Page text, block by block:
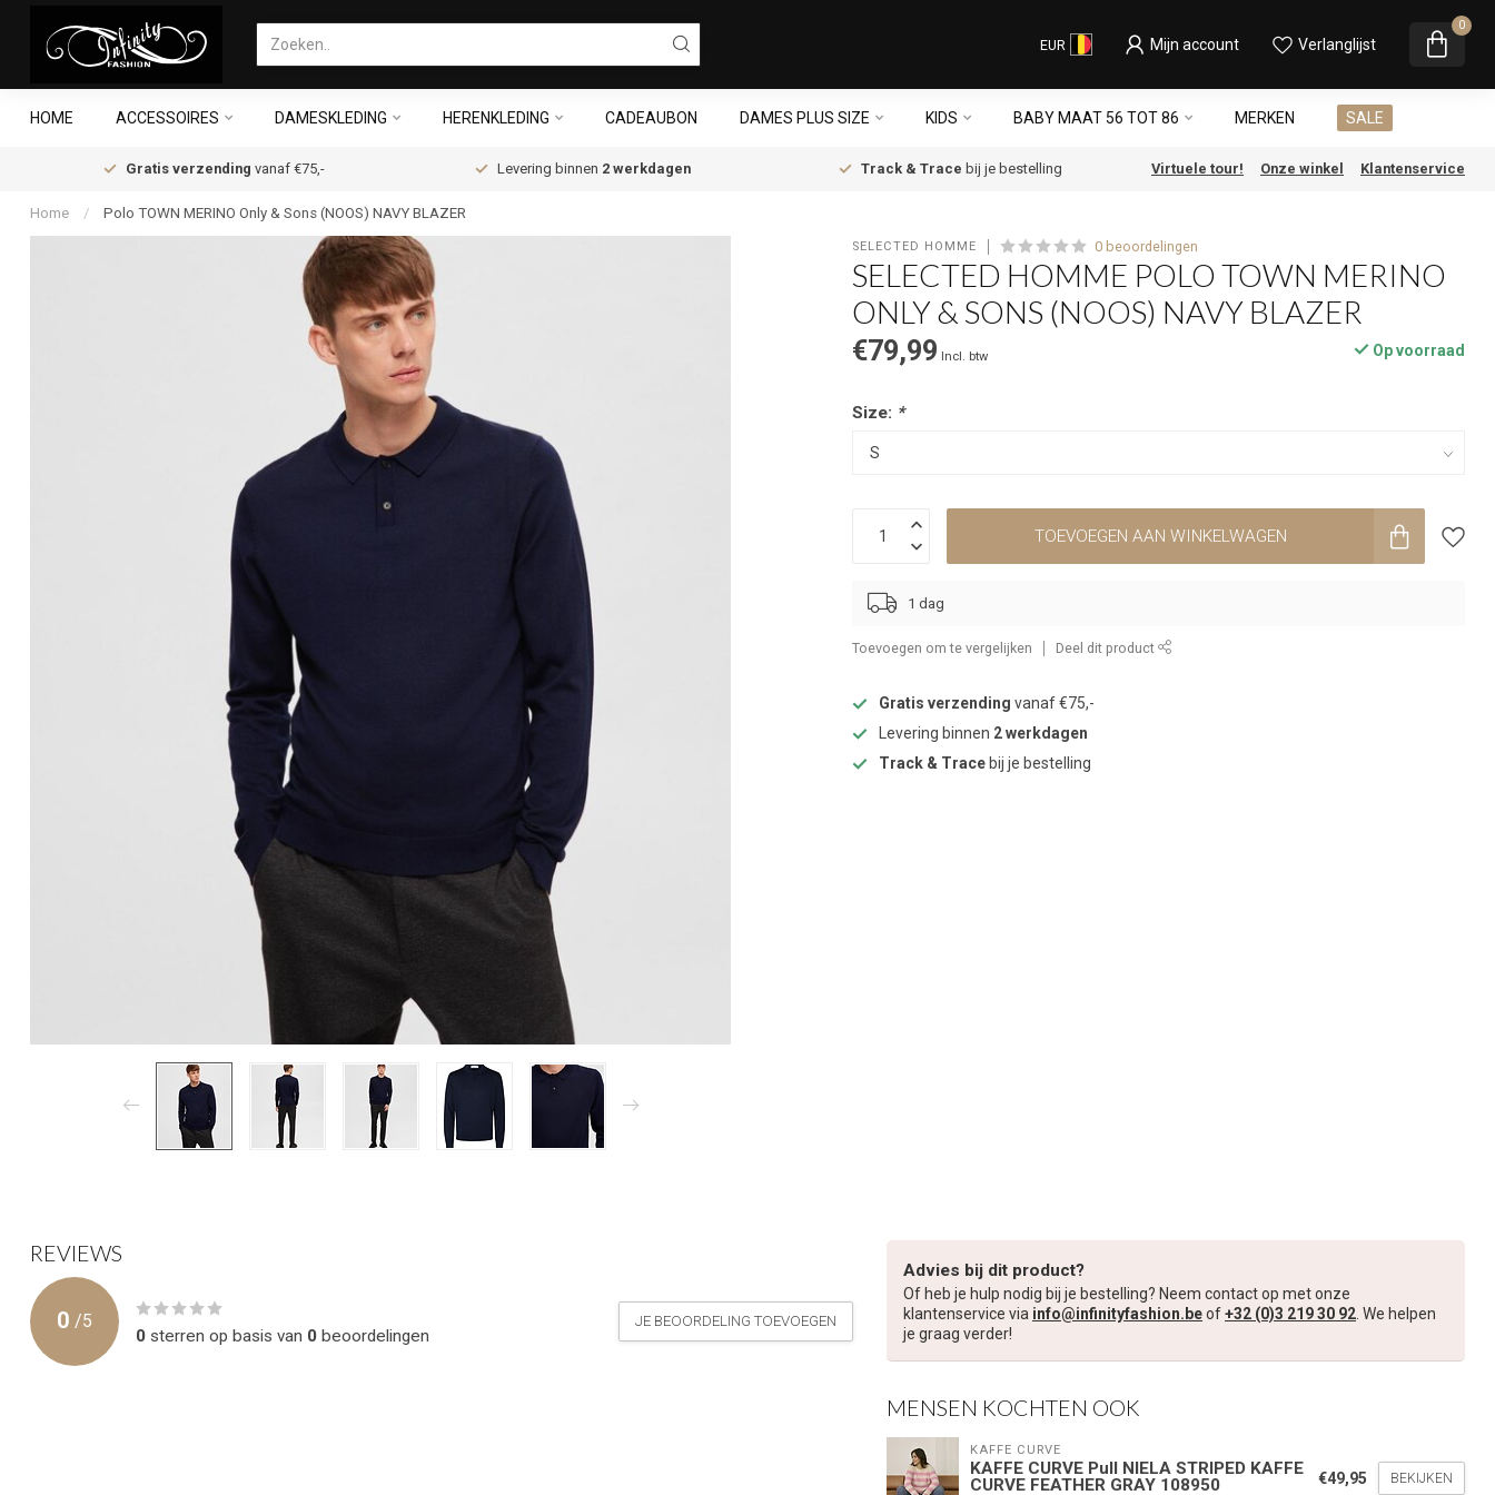
EUR Mijn account Verlanglijst
0
HOME ACCESSOIRES DAMESKLEDING HERENKLEDING CADEAUBON DAMES PLUS SIZE KIDS BABY MAAT 56 TOT 86 MERKEN SALE
Gratis verzending vanaf €75,- Levering binnen 2 werkdagen Track & Trace bij je bestelling Virtuele tour! Onze winkel Klantenservice
Home / Polo TOWN MERINO Only & Sons (NOOS) NAVY BLAZER
SELECTED HOMME 0 beoordelingen
SELECTED HOMME POLO TOWN MERINO
ONLY & SONS (NOOS) NAVY BLAZER
€79,99 Incl. btw Op voorraad
Size: *
TOEVOEGEN AAN WINKELWAGEN
1 dag
Toevoegen om te vergelijken Deel dit product
Gratis verzending vanaf €75,-
Levering binnen 2 werkdagen
Track & Trace bij je bestelling
REVIEWS
0 /5
0 sterren op basis van 0 beoordelingen
JE BEOORDELING TOEVOEGEN
Advies bij dit product?
Of heb je hulp nodig bij je bestelling? Neem contact op met onze
klantenservice via info@infinityfashion.beof+32 (0)3 219 30 92 . We helpen
je graag verder!
MENSEN KOCHTEN OOK
KAFFE CURVE
KAFFE CURVE Pull NIELA STRIPED KAFFE
CURVE FEATHER GRAY 108950
€49,95 BEKIJKEN